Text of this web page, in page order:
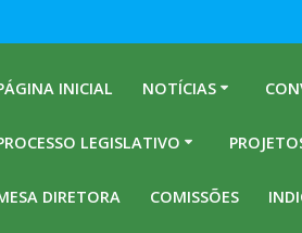
INICIAL NOTÍCIAS
LEGISLATIVO
DIRETORA COMISSÕES